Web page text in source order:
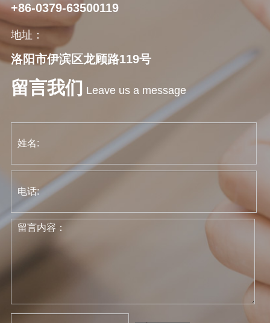
+86-0379-63500119
地址：
洛阳市伊滨区龙顾路119号
留言我们 Leave us a message